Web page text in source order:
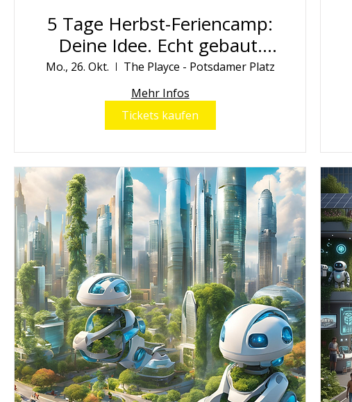
5 Tage Herbst-Feriencamp:
Deine Idee. Echt gebaut.
Öffentlich ausgestellt.
Mo., 26. Okt.
The Playce - Potsdamer Platz
Mehr Infos
Tickets kaufen